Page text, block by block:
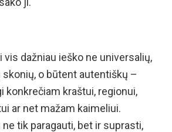
vis dažniau ieško ne universalių,
o būtent autentiškų –
konkrečiam kraštui, regionui,
ar net mažam kaimeliui.
tik paragauti, bet ir suprasti,